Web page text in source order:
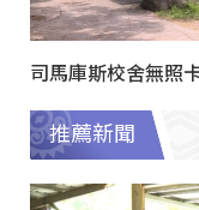
司馬庫斯校舍無照
推薦新聞